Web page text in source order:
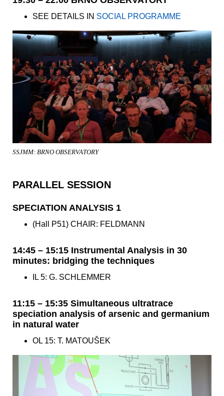
SEE DETAILS IN SOCIAL PROGRAMME
SSJMM: BRNO OBSERVATORY
PARALLEL SESSION
SPECIATION ANALYSIS 1
(Hall P51) CHAIR: FELDMANN
14:45 – 15:15 Instrumental Analysis in 30
minutes: bridging the techniques
IL 5: G. SCHLEMMER
11:15 – 15:35 Simultaneous ultratrace
speciation analysis of arsenic and germanium
in natural water
OL 15: T. MATOUŠEK